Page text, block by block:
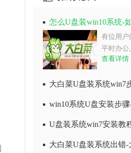
怎么U盘装win10系统-
有位用户
平时办
查看详情
win10系统U盘安装步
大白菜U盘装系统出错